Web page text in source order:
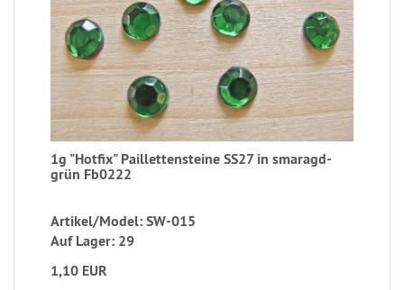
1g "Hotfix" Paillettensteine SS27 in smaragd-
grün Fb0222
Artikel/Model: SW-015
Auf Lager: 29
1,10 EUR